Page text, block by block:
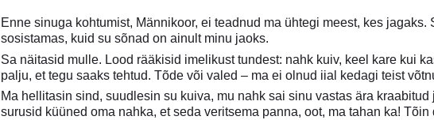
Enne sinuga kohtumist, Männikoor, ei teadnud ma ühtegi meest, kes
sosistamas, kuid su sõnad on ainult minu jaoks.
Sa näitasid mulle. Lood rääkisid imelikust tundest: nahk kuiv, keel kare kui
palju, et tegu saaks tehtud. Tõde või valed – ma ei olnud iial kedagi teist
Ma hellitasin sind, suudlesin su kuiva, mu nahk sai sinu vastas ära
surusid küüned oma nahka, et seda veritsema panna, oot, ma tahan ka!